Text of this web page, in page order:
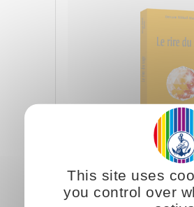
Le rire du sage est le rire de
a compris le projette
un éternel soleil.
This site uses
you control over